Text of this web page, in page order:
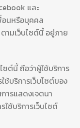
และ
อนหรือบุคคล
ามเว็บไซต์นี้ อยู่ภาย
ซต์นี้ ถือว่าผู้ใช้บริการ
ช้บริการเว็บไซต์ของ
ารแสดงเจตนา
ช้บริการเว็บไซต์